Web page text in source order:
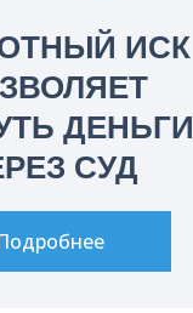
ИСК
ДЕНЬГИ
СУД